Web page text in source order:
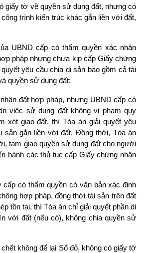
giấy tờ về quyền sử dụng đất, nhưng có
trình kiến trúc khác gắn liền với đất,
UBND cấp có thẩm quyền xác nhận
pháp nhưng chưa kịp cấp Giấy chứng
yêu cầu chia di sản bao gồm cả tài
quyền sử dụng đất;
đất hợp pháp, nhưng UBND cấp có
việc sử dụng đất không vi phạm quy
xét giao đất, thì Tòa án giải quyết yêu
sản gắn liền với đất. Đồng thời, Tòa án
tạm giao quyền sử dụng đất cho người
hành các thủ tục cấp Giấy chứng nhận
có thẩm quyền có văn bản xác định
hợp pháp, đồng thời tài sản trên đất
tồn tại, thì Tòa án chỉ giải quyết phần di
với đất (nếu có), không chia quyền sử
không để lại Sổ đỏ, không có giấy tờ